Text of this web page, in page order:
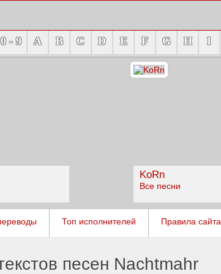
0 - 9 A B C D E F G H I
KoRn
Все песни
Топ исполнителей Правила сайта
песен Nachtmahr